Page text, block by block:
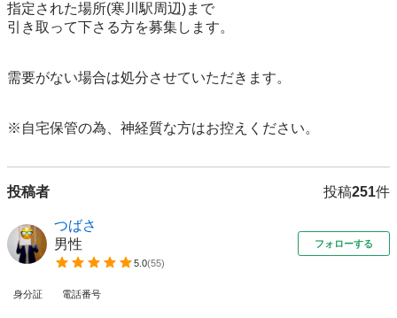
指定された場所(寒川駅周辺)まで
引き取って下さる方を募集します。
需要がない場合は処分させていただきます。
※自宅保管の為、神経質な方はお控えください。
投稿者 投稿251件
つばさ
男性
5.0(55)
フォローする
身分証 電話番号